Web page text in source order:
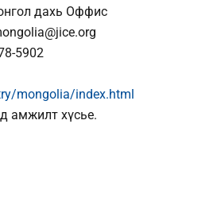
дахь Оффис
5902
mongolia/index.html
амжилт хүсье.